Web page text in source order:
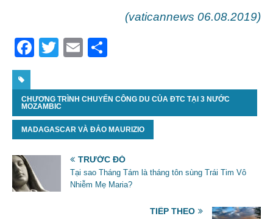
(vaticannews 06.08.2019)
F
c
e
b
o
k
T
itt
er
E
ai
l
ar
e
CHƯƠNG TRÌNH CHUYẾN CÔNG DU CỦA ĐTC TẠI 3 NƯỚC
MOZAMBIC
MADAGASCAR VÀ ĐẢO MAURIZIO
TRƯỚC ĐÓ
Tại sao Tháng Tám là tháng tôn sùng Trái Tim Vô
Nhiễm Mẹ Maria?
TIẾP THEO